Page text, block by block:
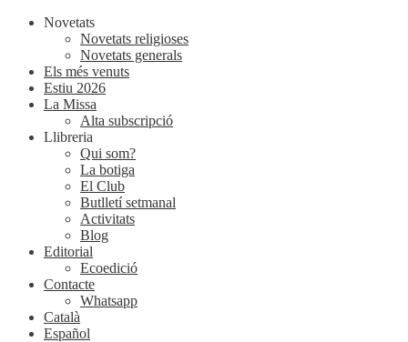
Novetats
Novetats religioses
Novetats generals
Els més venuts
Estiu 2026
La Missa
Alta subscripció
Llibreria
Qui som?
La botiga
El Club
Butlletí setmanal
Activitats
Blog
Editorial
Ecoedició
Contacte
Whatsapp
Català
Español